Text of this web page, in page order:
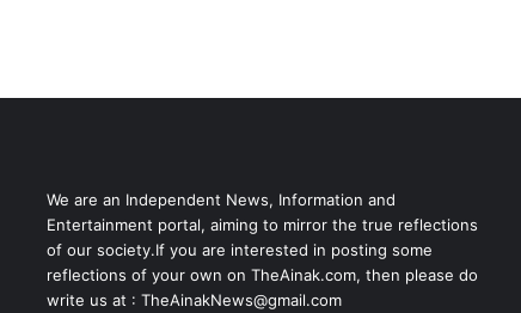
We are an Independent News, Information and
Entertainment portal, aiming to mirror the true reflections
of our society.If you are interested in posting some
reflections of your own on TheAinak.com, then please do
write us at : TheAinakNews@gmail.com